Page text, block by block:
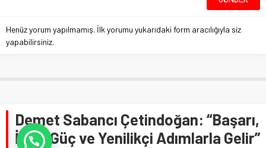
Henüz yorum yapılmamış. İlk yorumu yukarıdaki form aracılığıyla siz
yapabilirsiniz.
Demet Sabancı Çetindoğan: “Başarı,
İçsel Güç ve Yenilikçi Adımlarla Gelir”